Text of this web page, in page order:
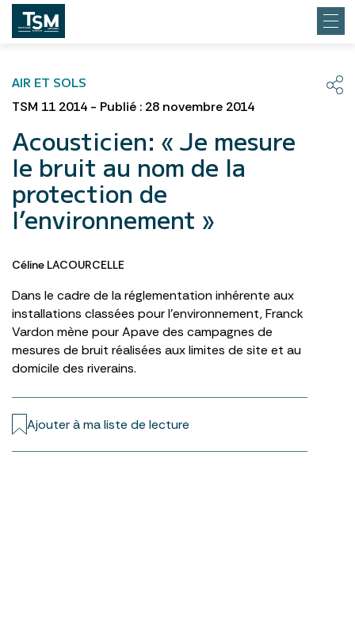
AIR ET SOLS
TSM 11 2014 - Publié : 28 novembre 2014
Acousticien: « Je mesure
le bruit au nom de la
protection de
l’environnement »
Céline LACOURCELLE
Dans le cadre de la réglementation inhérente aux
installations classées pour l’environnement, Franck
Vardon mène pour Apave des campagnes de
mesures de bruit réalisées aux limites de site et au
domicile des riverains.
Ajouter à ma liste de lecture